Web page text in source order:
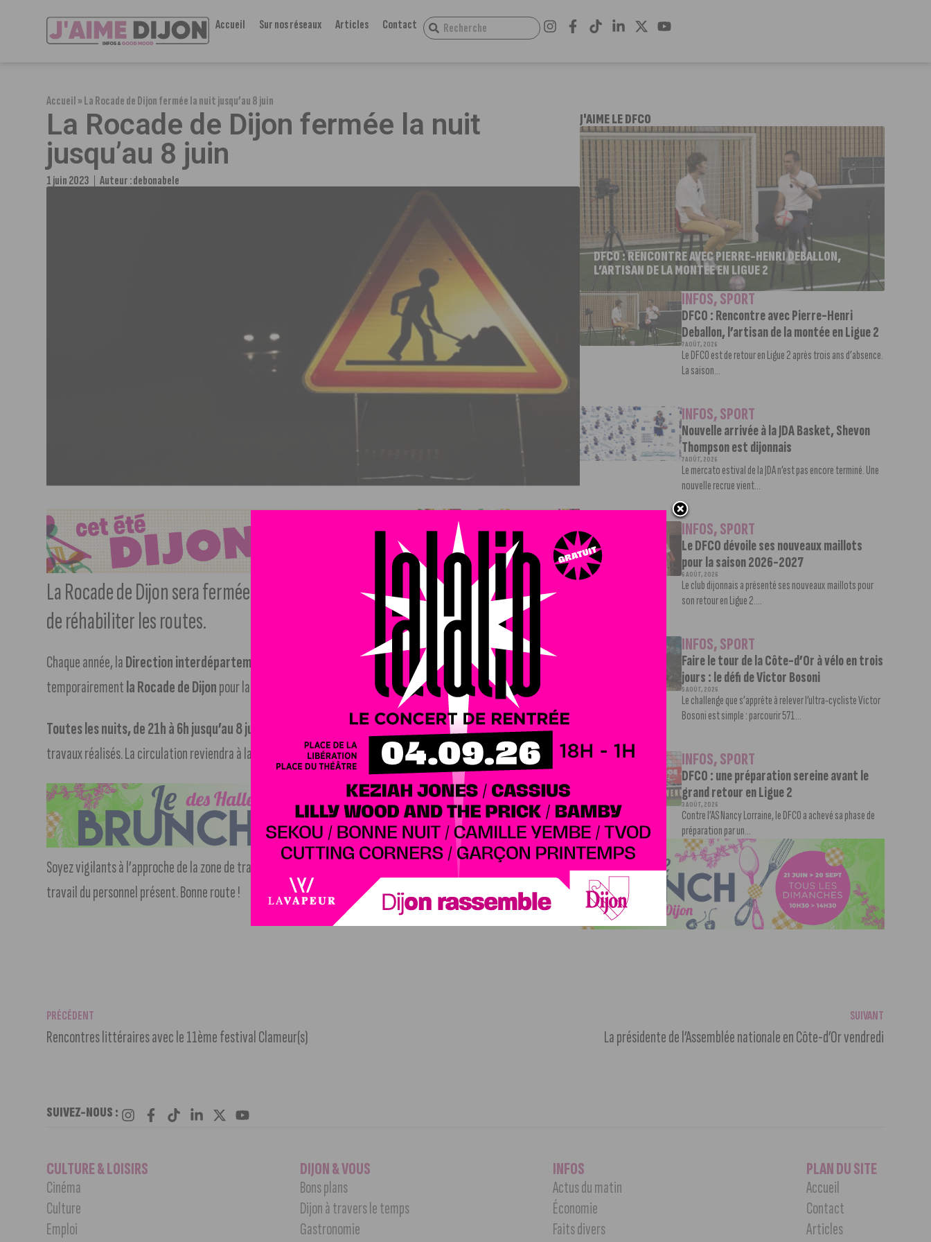
Accueil Sur nos réseaux Articles Contact
Accueil»La Rocade de Dijon fermée la nuit jusqu’au 8 juin
La Rocade de Dijon fermée la nuit
jusqu’au 8 juin
1 juin 2023 Auteur :debonabele
La Rocade de Dijon sera fermée chaque nuit, de 21h à 6h, jusqu’au jeudi 8 juin afin
de réhabiliter les routes.
Chaque année, laDirection interdépartementale des routes (DIR) du district Centre-Est
ferme
temporairementla Rocade de Dijonpour la restaurer et changer quelques panneaux de signalisation.
Toutes les nuits, de 21h à 6h jusqu’au 8 juin
, vous serez invités à prendre une déviation pour contourner les
travaux réalisés. La circulation reviendra à la normale le jeudi 8 juinau matin .
Soyez vigilants à l’approche de la zone de travaux, respectez la signalisation prévue, les consignes de sécurité et le
travail du personnel présent. Bonne route !
J'AIME LE DFCO
DFCO : RENCONTRE AVEC PIERRE-HENRI DEBALLON,
L’ARTISAN DE LA MONTÉE EN LIGUE 2
INFOS,SPORT
DFCO : Rencontre avec Pierre-Henri
Deballon, l’artisan de la montée en Ligue 2
7 AOÛT, 2026
Le DFCO est de retour en Ligue 2 après trois ans d’absence.
La saison...
INFOS,SPORT
Nouvelle arrivée à la JDA Basket, Shevon
Thompson est dijonnais
7 AOÛT, 2026
Le mercato estival de la JDA n’est pas encore terminé. Une
nouvelle recrue vient...
INFOS,SPORT
Le DFCO dévoile ses nouveaux maillots
pour la saison 2026-2027
6 AOÛT, 2026
Le club dijonnais a présenté ses nouveaux maillots pour
son retour en Ligue 2....
INFOS,SPORT
Faire le tour de la Côte-d’Or à vélo en trois
jours : le défi de Victor Bosoni
5 AOÛT, 2026
Le challenge que s’apprête à relever l’ultra-cycliste Victor
Bosoni est simple : parcourir 571...
INFOS,SPORT
DFCO : une préparation sereine avant le
grand retour en Ligue 2
3 AOÛT, 2026
Contre l’AS Nancy Lorraine, le DFCO a achevé sa phase de
préparation par un...
PRÉCÉDENT
Rencontres littéraires avec le 11ème festival Clameur(s)
SUIVANT
La présidente de l’Assemblée nationale en Côte-d’Or vendredi
SUIVEZ-NOUS :
CULTURE & LOISIRS
Cinéma
Culture
Emploi
DIJON & VOUS
Bons plans
Dijon à travers le temps
Gastronomie
INFOS
Actus du matin
Économie
Faits divers
PLAN DU SITE
Accueil
Contact
Articles